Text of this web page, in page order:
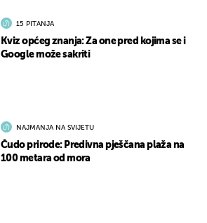
15 PITANJA
Kviz općeg znanja: Za one pred kojima se i
Google može sakriti
NAJMANJA NA SVIJETU
Čudo prirode: Predivna pješčana plaža na
100 metara od mora